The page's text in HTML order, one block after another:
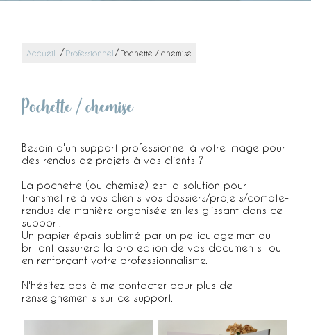
Accueil / Professionnel / Pochette / chemise
Pochette / chemise
Besoin d'un support professionnel à votre image pour
des rendus de projets à vos clients ?
La pochette (ou chemise) est la solution pour
transmettre à vos clients vos dossiers/projets/compte-
rendus de manière organisée en les glissant dans ce
support.
Un papier épais sublimé par un pelliculage mat ou
brillant assurera la protection de vos documents tout
en renforçant votre professionnalisme.
N'hésitez pas à me contacter pour plus de
renseignements sur ce support.